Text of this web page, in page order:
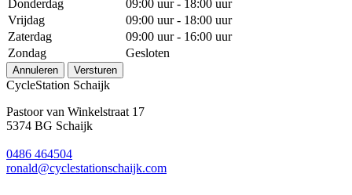
Donderdag
09:00 uur - 18:00 uur
Vrijdag
09:00 uur - 18:00 uur
Zaterdag
09:00 uur - 16:00 uur
Zondag
Gesloten
Annuleren Versturen
CycleStation Schaijk
Pastoor van Winkelstraat 17
5374 BG Schaijk
0486 464504
ronald@cyclestationschaijk.com